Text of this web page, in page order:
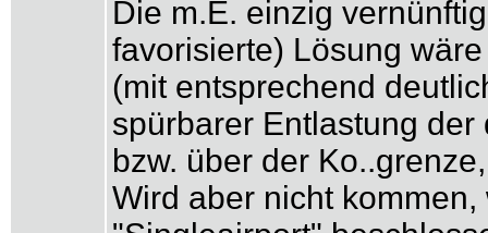
Die m.E. einzig
favorisierte) Lösung
(mit entsprechend
spürbarer Entlastung
bzw. über der
Wird aber nicht